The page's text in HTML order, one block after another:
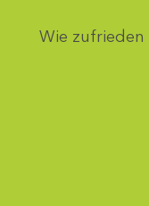
Wie zufrieden